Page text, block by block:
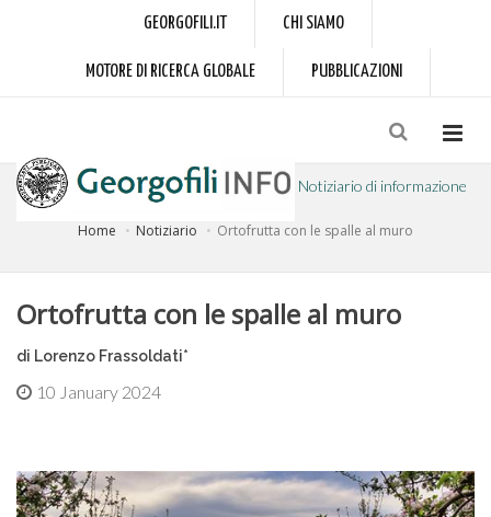
GEORGOFILI.IT CHI SIAMO
MOTORE DI RICERCA GLOBALE PUBBLICAZIONI
Notiziario di informazione
Home Notiziario Ortofrutta con le spalle al muro
Ortofrutta con le spalle al muro
di Lorenzo Frassoldati*
10 January 2024